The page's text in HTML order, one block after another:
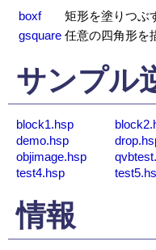
boxf
矩形を塗りつぶ
gsquare 任意の四角形を
サンプル
block1.hsp
demo.hsp
objimage.hsp
test4.hsp
情報